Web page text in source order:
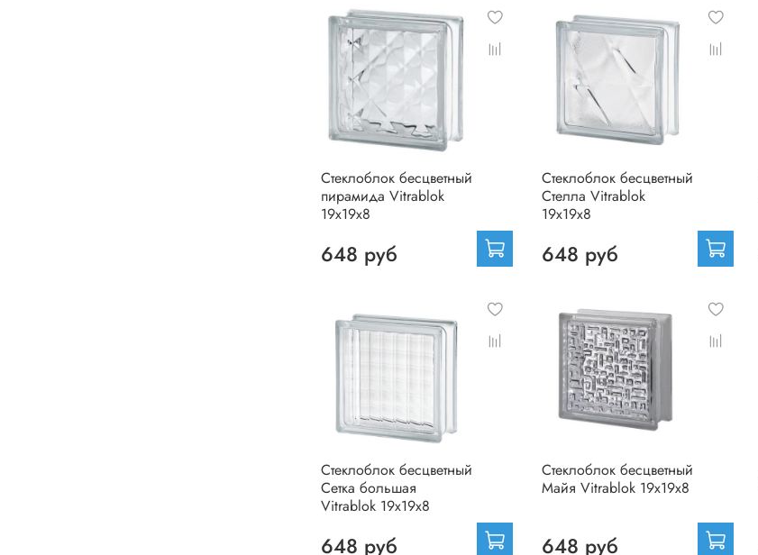
Стеклоблок бесцветный
пирамида Vitrablok
19х19х8
648 руб
Стеклоблок бесцветный
Стелла Vitrablok
19х19х8
648 руб
Стеклоблок бесцветный
Сетка большая
Vitrablok 19х19х8
648 руб
Стеклоблок бесцветный
Майя Vitrablok 19х19х8
648 руб